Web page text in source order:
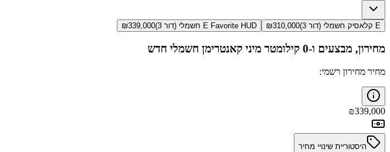
E קלאסיק חשמלי (דור 3) ₪310,000 E Favorite HUD חשמלי (דור 3) ₪339,000
מחירון, מבצעים ו-0 קילומטר מיני קאנטרימן חשמלי חדש
מחיר מחירון רשמי:
₪339,000
היסטוריית שינויי מחיר